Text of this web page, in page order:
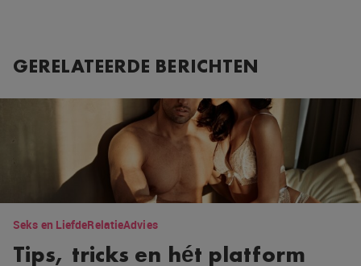
GERELATEERDE BERICHTEN
Seks en LiefdeRelatieAdvies
Tips, tricks en hét platform